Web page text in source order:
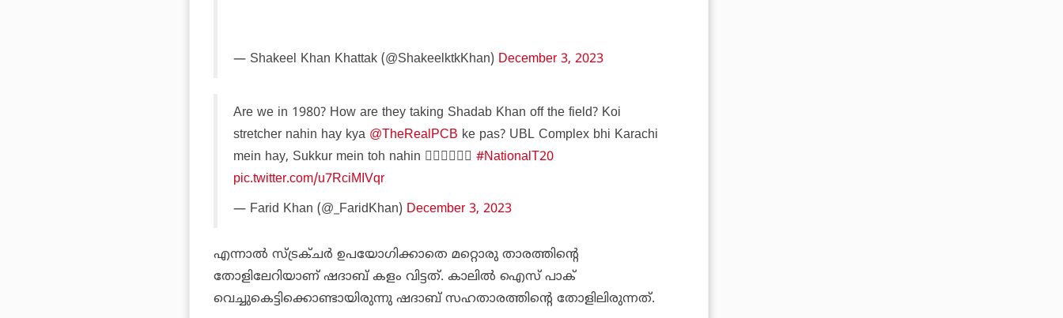
— Shakeel Khan Khattak (@ShakeelktkKhan) December 3, 2023
Are we in 1980? How are they taking Shadab Khan off the field? Koi
stretcher nahin hay kya @TheRealPCB ke pas? UBL Complex bhi Karachi
mein hay, Sukkur mein toh nahin 🤦🏽‍♂️🤦🏽‍♂️ #NationalT20
pic.twitter.com/u7RciMIVqr
— Farid Khan (@_FaridKhan) December 3, 2023
എന്നാല്‍ സ്ട്രക്ചര്‍ ഉപയോഗിക്കാതെ മറ്റൊരു താരത്തിന്റെ
തോളിലേറിയാണ് ഷദാബ് കളം വിട്ടത്. കാലില്‍ ഐസ് പാക്
വെച്ചുകെട്ടിക്കൊണ്ടായിരുന്നു ഷദാബ് സഹതാരത്തിന്റെ തോളിലിരുന്നത്.